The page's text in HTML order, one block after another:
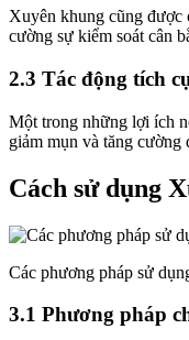
Xuyên khung cũng được
cường sự kiểm soát cân
2.3 Tác động tích
Một trong những lợi ích
giảm mụn và tăng cường
Cách sử dụng
Các phương pháp sử
3.1 Phương pháp